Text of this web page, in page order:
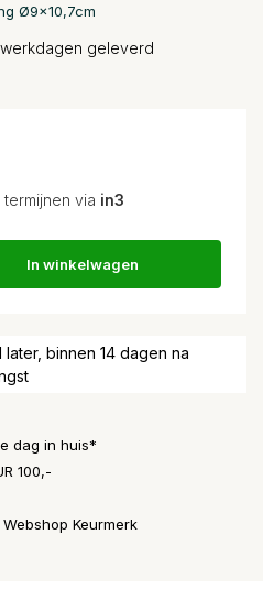
Ø9x10,7cm
geleverd
via in3
In winkelwagen
later, binnen 14 dagen na
dag in huis*
100,-
Keurmerk